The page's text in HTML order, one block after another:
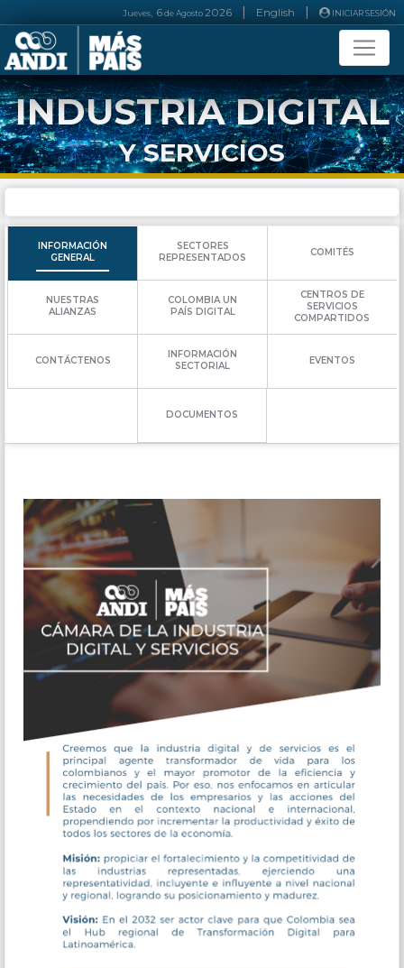
Jueves, 6deAgosto2026 | English | INICIAR SESIÓN
INDUSTRIA DIGITAL
Y SERVICIOS
INFORMACIÓN
GENERAL
SECTORES
REPRESENTADOS
COMITÉS
NUESTRAS
ALIANZAS
COLOMBIA UN
PAÍS DIGITAL
CENTROS DE
SERVICIOS
COMPARTIDOS
CONTÁCTENOS
INFORMACIÓN
SECTORIAL
EVENTOS
DOCUMENTOS